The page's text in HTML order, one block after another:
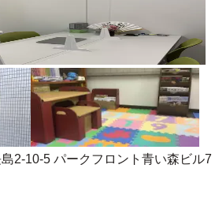
2-10-5 パークフロント青い森ビル7